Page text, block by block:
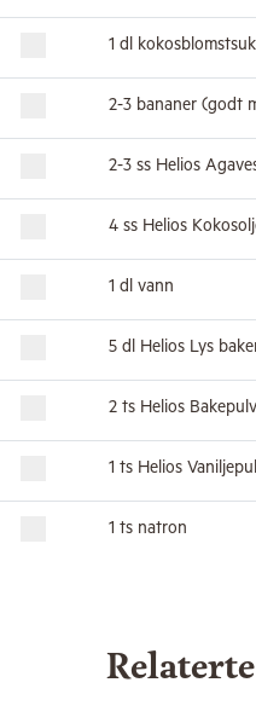
1 dl
2-3 bananer (godt
2-3 ss Helios
4 ss Helios
1 dl vann
5 dl Helios Lys
2 ts Helios
1 ts Helios
1 ts natron